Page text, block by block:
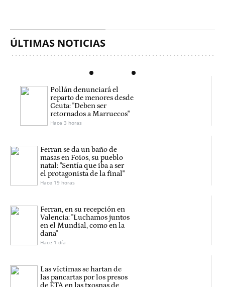
ÚLTIMAS NOTICIAS
Pollán denunciará el
reparto de menores desde
Ceuta: "Deben ser
retornados a Marruecos"
Hace 3 horas
Ferran se da un baño de
masas en Foios, su pueblo
natal: "Sentía que iba a ser
el protagonista de la final"
Hace 19 horas
Ferran, en su recepción en
Valencia: "Luchamos juntos
en el Mundial, como en la
dana"
Hace 1 día
Las víctimas se hartan de
las pancartas por los presos
de ETA en las txosnas de